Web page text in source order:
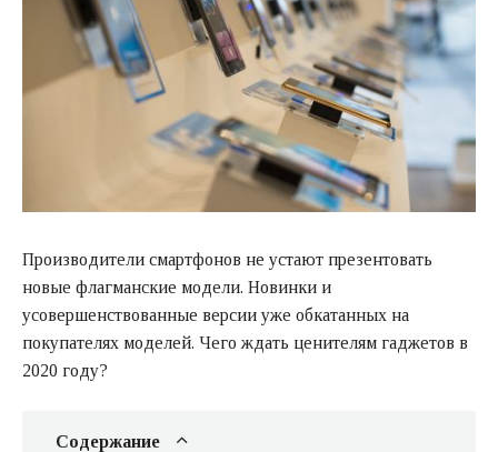
Производители смартфонов не устают презентовать
новые флагманские модели. Новинки и
усовершенствованные версии уже обкатанных на
покупателях моделей. Чего ждать ценителям гаджетов в
2020 году?
Содержание